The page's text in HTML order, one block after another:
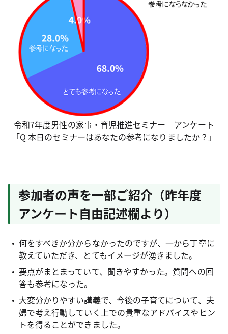
令和7年度男性の家事・育児推進セミナー アンケート
「Q 本日のセミナーはあなたの参考になりましたか？」
参加者の声を一部ご紹介（昨年度
アンケート自由記述欄より）
何をすべきか分からなかったのですが、一から丁寧に
教えていただき、とてもイメージが湧きました。
要点がまとまっていて、聞きやすかった。質問への回
答も参考になった。
大変分かりやすい講義で、今後の子育てについて、夫
婦で考え行動していく上での貴重なアドバイスやヒン
トを得ることができました。